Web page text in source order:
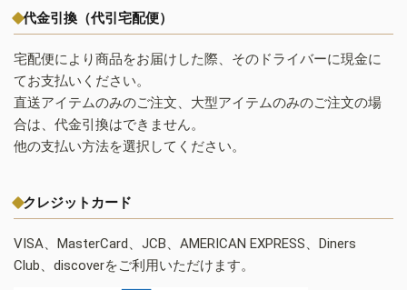
代金引換（代引宅配便）
宅配便により商品をお届けした際、そのドライバーに現金に
てお支払いください。
直送アイテムのみのご注文、大型アイテムのみのご注文の場
合は、代金引換はできません。
他の支払い方法を選択してください。
クレジットカード
VISA、MasterCard、JCB、AMERICAN EXPRESS、Diners
Club、discoverをご利用いただけます。